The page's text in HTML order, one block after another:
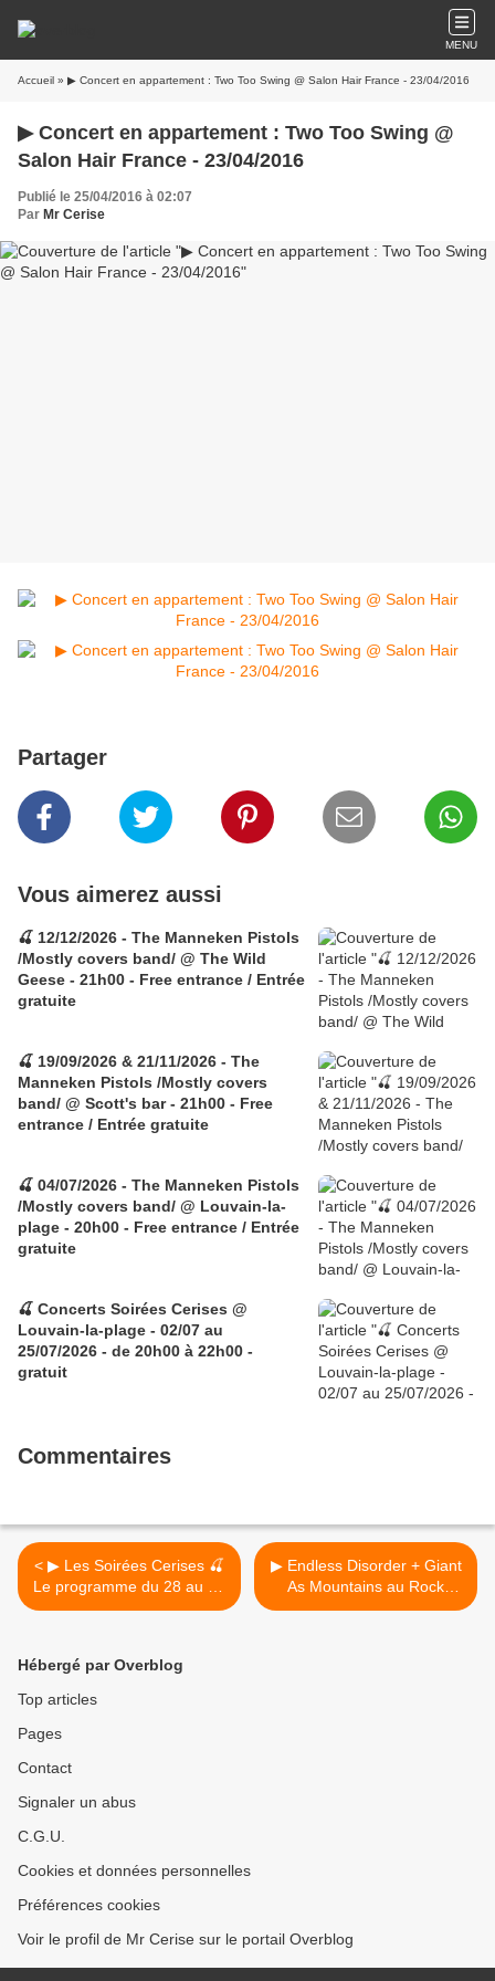
MENU
Accueil » ▶ Concert en appartement : Two Too Swing @ Salon Hair France - 23/04/2016
▶ Concert en appartement : Two Too Swing @
Salon Hair France - 23/04/2016
Publié le 25/04/2016 à 02:07
Par Mr Cerise
Partager
Vous aimerez aussi
🍒 12/12/2026 - The Manneken Pistols
/Mostly covers band/ @ The Wild
Geese - 21h00 - Free entrance / Entrée
gratuite
🍒 19/09/2026 & 21/11/2026 - The
Manneken Pistols /Mostly covers
band/ @ Scott's bar - 21h00 - Free
entrance / Entrée gratuite
🍒 04/07/2026 - The Manneken Pistols
/Mostly covers band/ @ Louvain-la-
plage - 20h00 - Free entrance / Entrée
gratuite
🍒 Concerts Soirées Cerises @
Louvain-la-plage - 02/07 au
25/07/2026 - de 20h00 à 22h00 -
gratuit
Commentaires
< ▶ Les Soirées Cerises 🍒
Le programme du 28 au 30
avril 2016 - 20ème
▶ Endless Disorder + Giant
As Mountains au Rock
Classic - 29/07/2016 -
Hébergé par Overblog
Top articles
Pages
Contact
Signaler un abus
C.G.U.
Cookies et données personnelles
Préférences cookies
Voir le profil de Mr Cerise sur le portail Overblog